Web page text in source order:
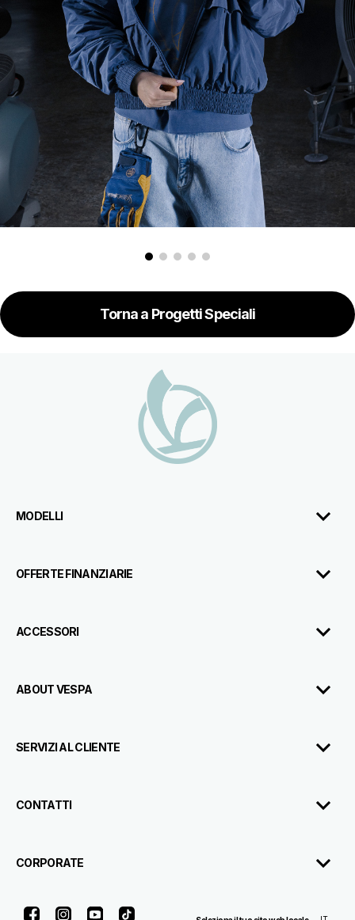
Torna a Progetti Speciali
MODELLI
OFFERTE FINANZIARIE
ACCESSORI
ABOUT VESPA
SERVIZI AL CLIENTE
CONTATTI
CORPORATE